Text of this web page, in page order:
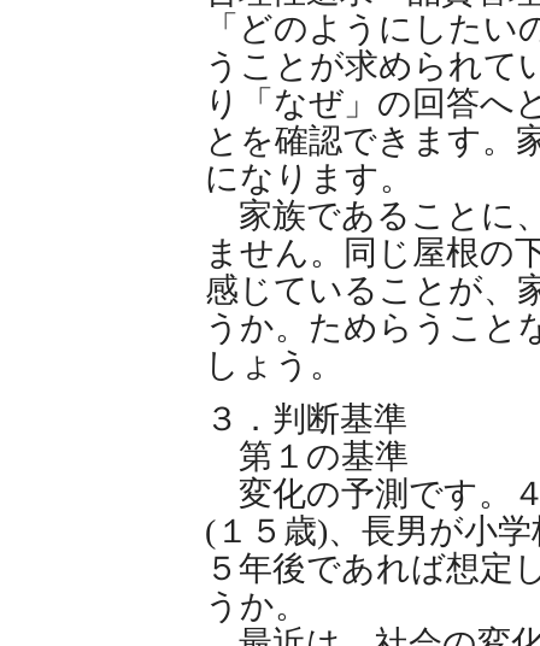
「どのようにした
うことが求められて
り「なぜ」の回答へ
とを確認できます。
になります。
家族であることに
ません。同じ屋根の
感じていることが、
うか。ためらうこと
しょう。
３．判断基準
第１の基準
変化の予測です。
(１５歳)、長男が小
５年後であれば想定
うか。